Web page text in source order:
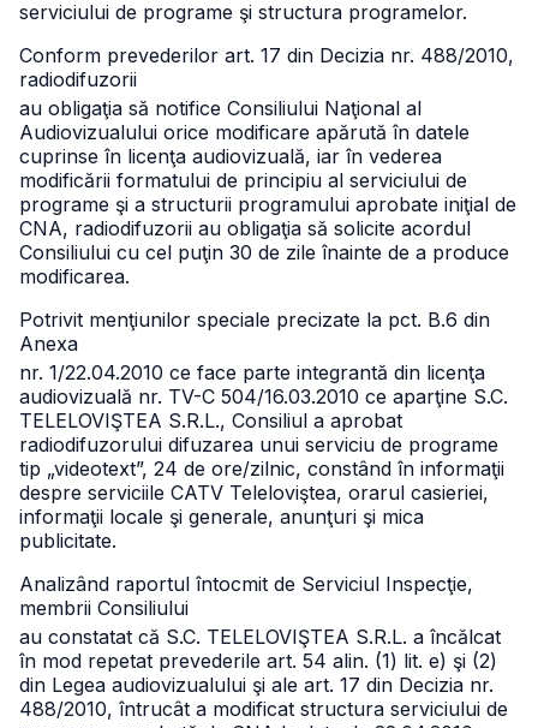
serviciului de programe şi structura programelor.
Conform prevederilor art. 17 din Decizia nr. 488/2010,
radiodifuzorii
au obligaţia să notifice Consiliului Naţional al
Audiovizualului orice modificare apărută în datele
cuprinse în licenţa audiovizuală, iar în vederea
modificării formatului de principiu al serviciului de
programe şi a structurii programului aprobate iniţial de
CNA, radiodifuzorii au obligaţia să solicite acordul
Consiliului cu cel puţin 30 de zile înainte de a produce
modificarea.
Potrivit menţiunilor speciale precizate la pct. B.6 din
Anexa
nr. 1/22.04.2010 ce face parte integrantă din licenţa
audiovizuală nr. TV-C 504/16.03.2010 ce aparţine S.C.
TELELOVIŞTEA S.R.L., Consiliul a aprobat
radiodifuzorului difuzarea unui serviciu de programe
tip „videotext”, 24 de ore/zilnic, constând în informaţii
despre serviciile CATV Teleloviştea, orarul casieriei,
informaţii locale şi generale, anunţuri şi mica
publicitate.
Analizând raportul întocmit de Serviciul Inspecţie,
membrii Consiliului
au constatat că S.C. TELELOVIŞTEA S.R.L. a încălcat
în mod repetat prevederile art. 54 alin. (1) lit. e) şi (2)
din Legea audiovizualului şi ale art. 17 din Decizia nr.
488/2010, întrucât a modificat structura serviciului de